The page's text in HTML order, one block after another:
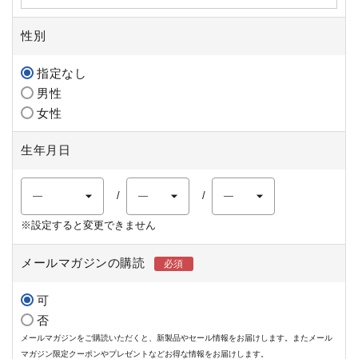
性別
指定なし
男性
女性
生年月日
※設定すると変更できません
メールマガジンの購読
可
否
メールマガジンをご購読いただくと、新製品やセール情報をお届けします。またメール
マガジン限定クーポンやプレゼントなどお得な情報をお届けします。